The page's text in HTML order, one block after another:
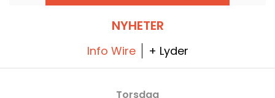
NYHETER
Info Wire + Lyder
Torsdag